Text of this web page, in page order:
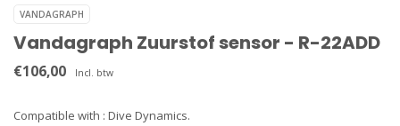
VANDAGRAPH
Vandagraph Zuurstof sensor - R-22ADD
€106,00 Incl. btw
Compatible with : Dive Dynamics.